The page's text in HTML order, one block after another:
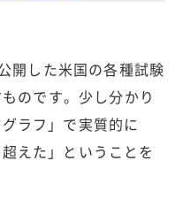
開した米国の各種試験
のです。少し分かり
ラフ」で実質的に
えた」ということを